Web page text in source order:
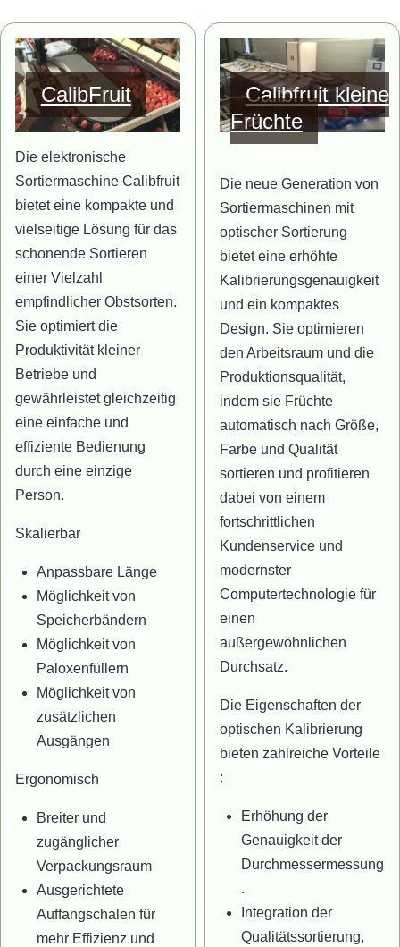
Bild
CalibFruit
Die elektronische
Sortiermaschine Calibfruit
bietet eine kompakte und
vielseitige Lösung für das
schonende Sortieren
einer Vielzahl
empfindlicher Obstsorten.
Sie optimiert die
Produktivität kleiner
Betriebe und
gewährleistet gleichzeitig
eine einfache und
effiziente Bedienung
durch eine einzige
Person.
Skalierbar
Anpassbare Länge
Möglichkeit von
Speicherbändern
Möglichkeit von
Paloxenfüllern
Möglichkeit von
zusätzlichen
Ausgängen
Ergonomisch
Breiter und
zugänglicher
Verpackungsraum
Ausgerichtete
Auffangschalen für
mehr Effizienz und
Bild
Calibfruit kleine
Früchte
Die neue Generation von
Sortiermaschinen mit
optischer Sortierung
bietet eine erhöhte
Kalibrierungsgenauigkeit
und ein kompaktes
Design. Sie optimieren
den Arbeitsraum und die
Produktionsqualität,
indem sie Früchte
automatisch nach Größe,
Farbe und Qualität
sortieren und profitieren
dabei von einem
fortschrittlichen
Kundenservice und
modernster
Computertechnologie für
einen
außergewöhnlichen
Durchsatz.
Die Eigenschaften der
optischen Kalibrierung
bieten zahlreiche Vorteile
:
Erhöhung der
Genauigkeit der
Durchmessermessung
.
Integration der
Qualitätssortierung,